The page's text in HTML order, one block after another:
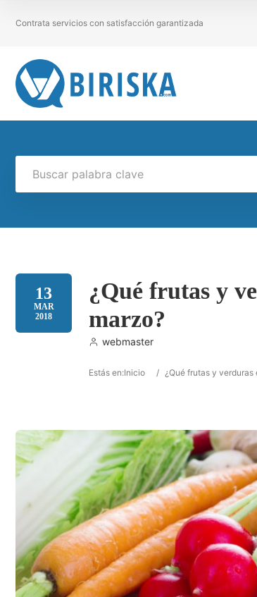
Contrata servicios con satisfacción garantizada
13
MAR
2018
¿Qué frutas y
marzo?
webmaster
Estás en:Inicio / ¿Qué frutas y verduras